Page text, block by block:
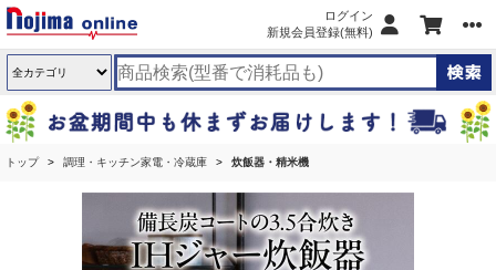
ログイン
新規会員登録(無料)
トップ 調理・キッチン家電・冷蔵庫 炊飯器・精米機